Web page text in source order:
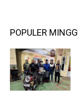
POPULER